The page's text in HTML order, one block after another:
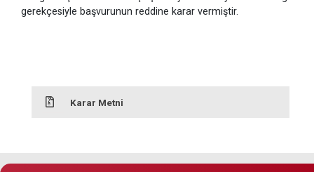
gerekçesiyle başvurunun reddine karar vermiştir.
Karar Metni